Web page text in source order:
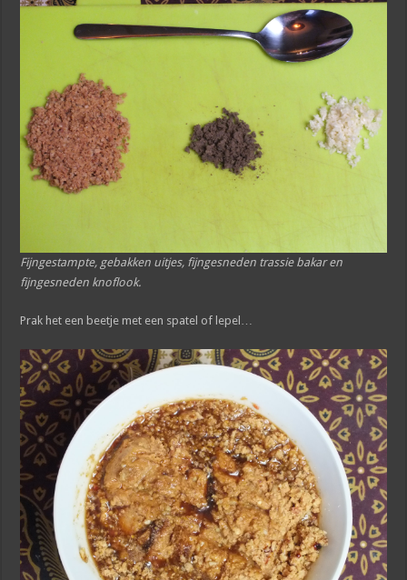
Fijngestampte, gebakken uitjes, fijngesneden trassie bakar en
fijngesneden knoflook.
Prak het een beetje met een spatel of lepel…